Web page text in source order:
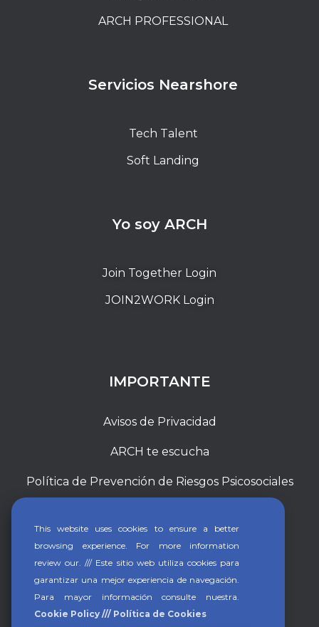
ARCH PROFESSIONAL
Servicios Nearshore
Tech Talent
Soft Landing
Yo soy ARCH
Join Together Login
JOIN2WORK Login
IMPORTANTE
Avisos de Privacidad
ARCH te escucha
Política de Prevención de Riesgos Psicosociales
This website uses cookies to ensure a better
browsing experience. For more information
review our. /// Este sitio web utiliza cookies para
garantizar una mejor experiencia de navegación.
Para mayor información consulte nuestra.
Cookie Policy /// Política de Cookies